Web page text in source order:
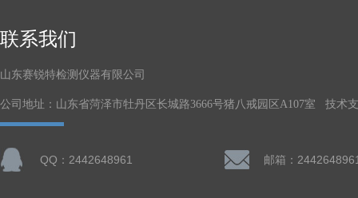
联系我们
山东赛锐特检测仪器有限公司
公司地址：山东省菏泽市牡丹区长城路3666号猪八戒园区A107室 技术
QQ：2442648961 邮箱：